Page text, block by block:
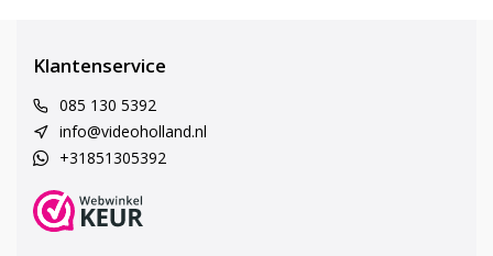
Klantenservice
085 130 5392
info@videoholland.nl
+31851305392